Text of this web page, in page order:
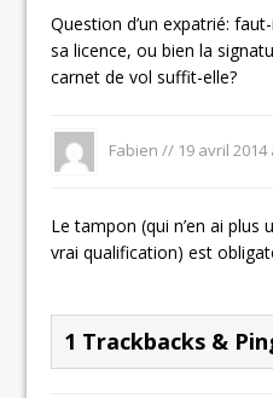
Question d’un expatrié:
sa licence, ou bien la
carnet de vol suffit-elle?
Fabien // 19 avril 2014
Le tampon (qui n’en ai plus
vrai qualification) est
1 Trackbacks &